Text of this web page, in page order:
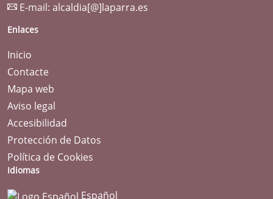
E-mail: alcaldia[@]laparra.es
Enlaces
Inicio
Contacte
Mapa web
Aviso legal
Accesibilidad
Protección de Datos
Política de Cookies
Idiomas
Español